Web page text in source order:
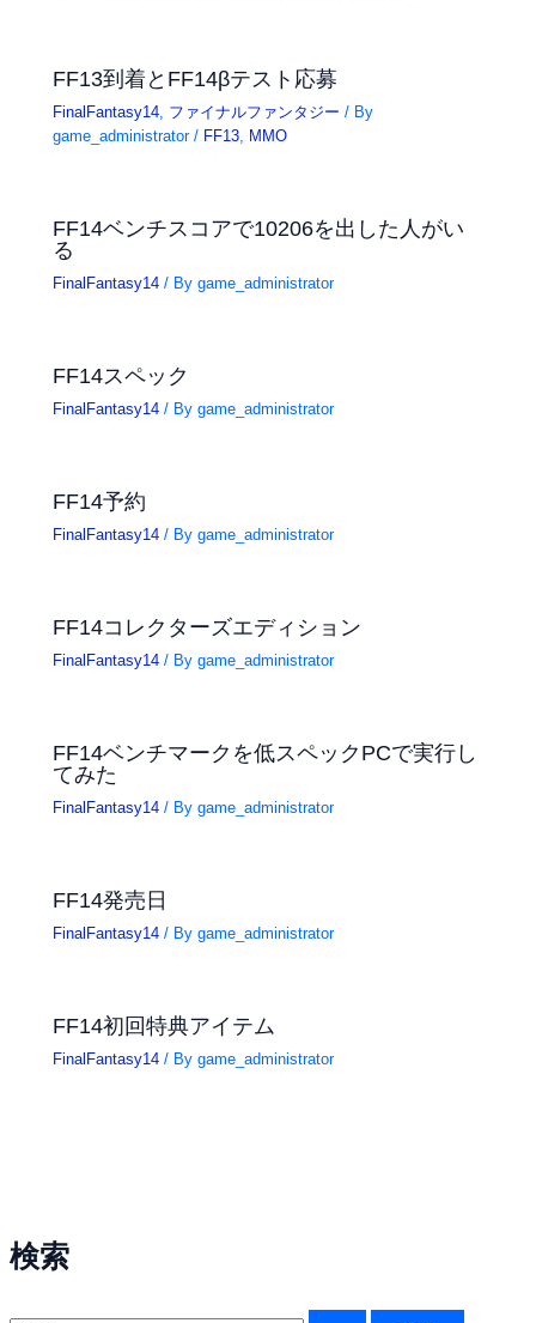
検索
FF13到着とFF14βテスト応募
FinalFantasy14, ファイナルファンタジー / By
game_administrator/ FF13, MMO
FF14ベンチスコアで10206を出した人がい
る
FinalFantasy14 / Bygame_administrator
FF14スペック
FinalFantasy14 / Bygame_administrator
FF14予約
FinalFantasy14 / Bygame_administrator
FF14コレクターズエディション
FinalFantasy14 / Bygame_administrator
FF14ベンチマークを低スペックPCで実行し
てみた
FinalFantasy14 / Bygame_administrator
FF14発売日
FinalFantasy14 / Bygame_administrator
FF14初回特典アイテム
FinalFantasy14 / Bygame_administrator